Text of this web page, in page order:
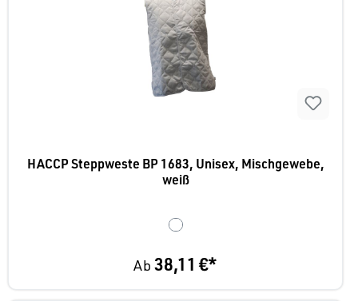
HACCP Steppweste BP 1683, Unisex, Mischgewebe,
weiß
Ab38,11 €*